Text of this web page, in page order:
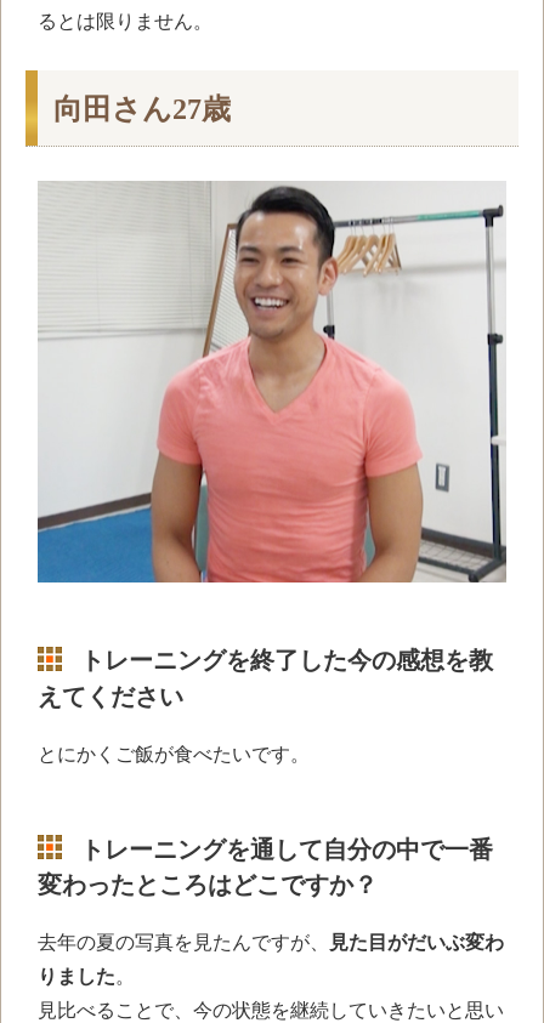
るとは限りません。
向田さん27歳
トレーニングを終了した今の感想を教
えてください
とにかくご飯が食べたいです。
トレーニングを通して自分の中で一番
変わったところはどこですか？
去年の夏の写真を見たんですが、
見た目がだいぶ変わ
りました。
見比べることで、今の状態を継続していきたいと思い